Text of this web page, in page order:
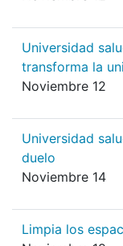
Universidad
transforma la
Noviembre 12
Universidad
duelo
Noviembre 14
Limpia los